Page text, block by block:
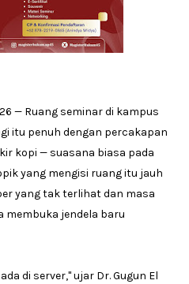
— Ruang seminar di kampus
itu penuh dengan percakapan
kopi — suasana biasa pada
yang mengisi ruang itu jauh
yang tak terlihat dan masa
membuka jendela baru
di server," ujar Dr. Gugun El